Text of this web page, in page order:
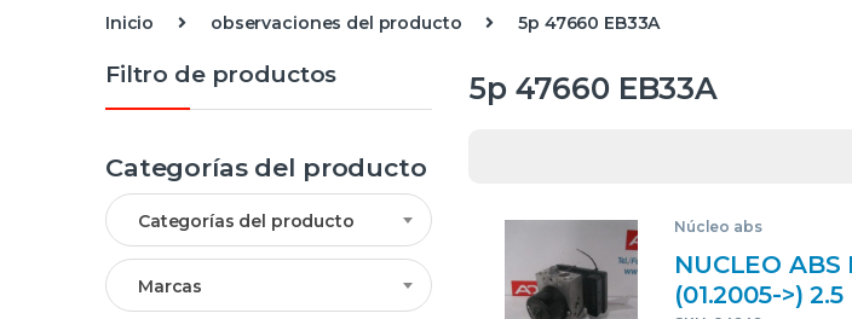
Inicio observaciones del producto 5p 47660 EB33A
5p 47660 EB33A
Núcleo abs
NUCLEO ABS
(01.2005->)
Filtro de productos
Categorías del producto
Categorías del producto
Marcas